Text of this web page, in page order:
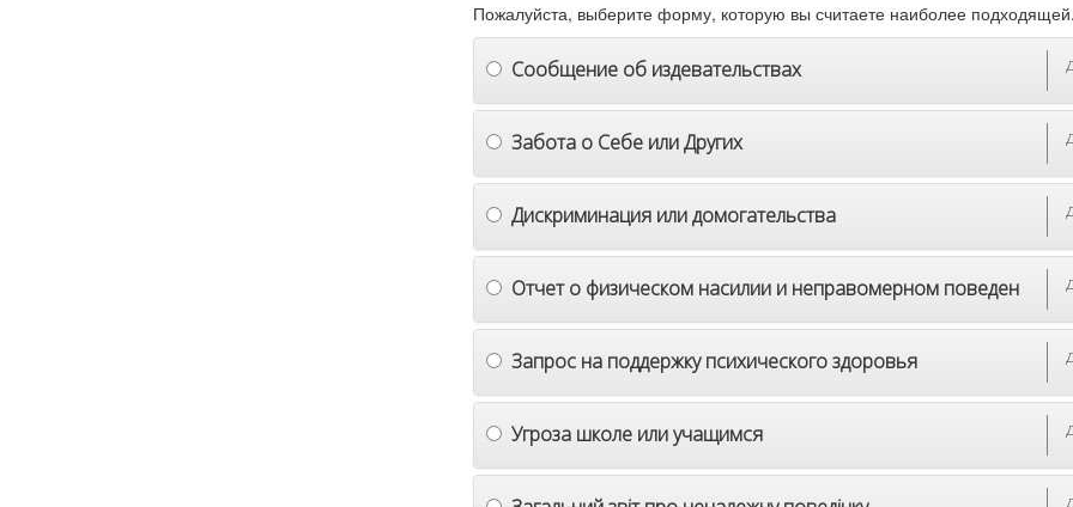
Пожалуйста, выберите форму, которую вы считаете наиболее подходящей.
Сообщение об издевательствах
Забота о Себе или Других
Дискриминация или домогательства
Отчет о физическом насилии и неправомерном поведен
Запрос на поддержку психического здоровья
Угроза школе или учащимся